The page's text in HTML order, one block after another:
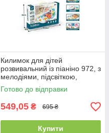
Килимок для дітей
розвивальний із піаніно 972, з
мелодіями, підсвіткою,
брязкальцями
Готово до відправки
549,05 ₴ 695 ₴
Купити